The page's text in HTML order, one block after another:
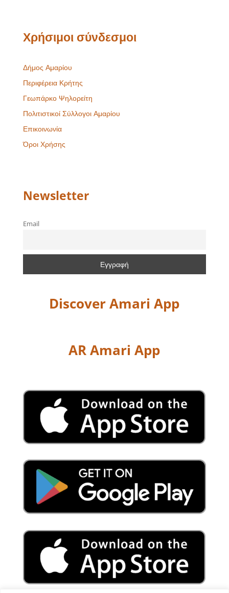
Χρήσιμοι σύνδεσμοι
Δήμος Αμαρίου
Περιφέρεια Κρήτης
Γεωπάρκο Ψηλορείτη
Πολιτιστικοί Σύλλογοι Αμαρίου
Επικοινωνία
Όροι Χρήσης
Newsletter
Email
Discover Amari App
AR Amari App